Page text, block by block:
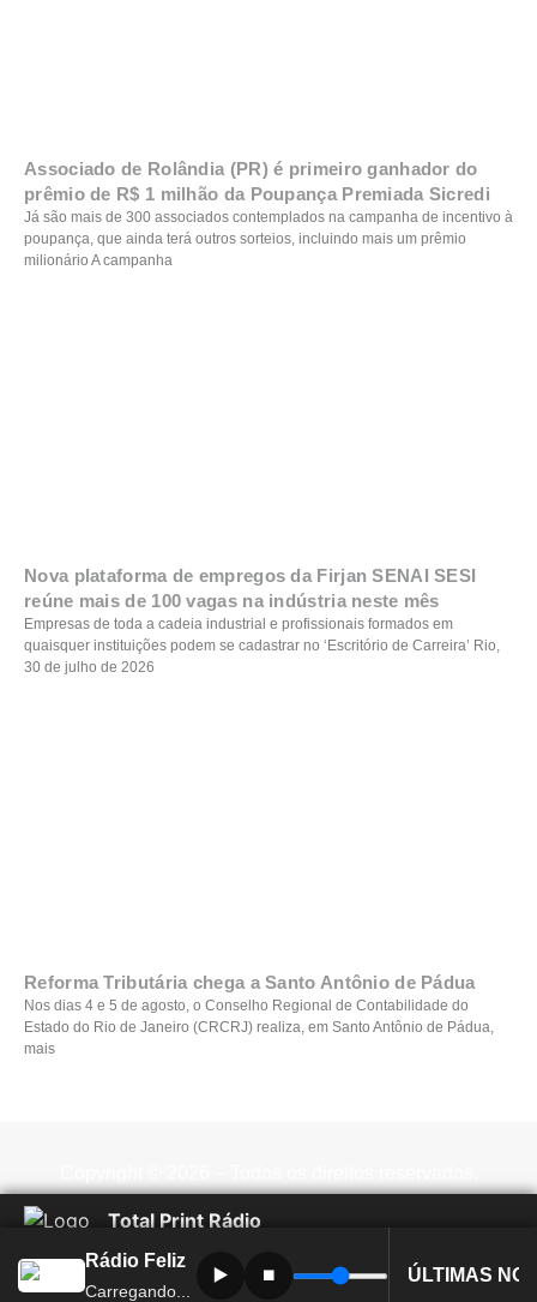
Associado de Rolândia (PR) é primeiro ganhador do
prêmio de R$ 1 milhão da Poupança Premiada Sicredi
Já são mais de 300 associados contemplados na campanha de incentivo à
poupança, que ainda terá outros sorteios, incluindo mais um prêmio
milionário A campanha
Nova plataforma de empregos da Firjan SENAI SESI
reúne mais de 100 vagas na indústria neste mês
Empresas de toda a cadeia industrial e profissionais formados em
quaisquer instituições podem se cadastrar no ‘Escritório de Carreira’ Rio,
30 de julho de 2026
Reforma Tributária chega a Santo Antônio de Pádua
Nos dias 4 e 5 de agosto, o Conselho Regional de Contabilidade do
Estado do Rio de Janeiro (CRCRJ) realiza, em Santo Antônio de Pádua,
mais
Total Print Rádio
Rádio Feliz
Carregando...
▶️ ⏹️ ÚLTIMAS